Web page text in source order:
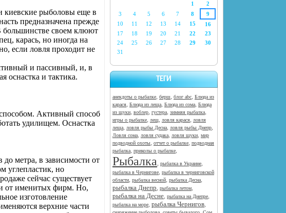
1
2
3
4 5 6 7 8
9
10
11 12 13 14 15
16
17
18 19 20 21 22
23
24
25 26 27 28 29
30
31
ТЕГИ
анекдоты о рыбалке, берш, блог abc, Блюда из
карася, Блюда из леща, Блюда из сома, Блюда
из щуки, воблер, густера, зимняя рыбалка,
игры о рыбалке, лещ, ловля карася, ловля
леща, ловля рыбы Десна, ловля рыбы Днепр,
Ловля сома, ловля судака, ловля щуки, мир
подводной охоты, отчет о рыбалке, подводная
рыбалка, приколы о рыбалке,
Рыбалка, рыбалка в Украине,
рыбалка в Чернигове, рыбалка в черниговской
области, рыбалка весной, рыбалка Десна,
рыбалка Днепр, рыбалка летом,
рыбалка на Десне, рыбалка на Днепре,
рыбалка на море, рыбалка Чернигов,
киевские рыболовы еще в
предназначена прежде
большинстве своем клюют
карась, но иногда на
если ловля проходит не
и пассивный, и, в
оснастка и тактика.
Активный способ
удилищем. Оснастка
метра, в зависимости от
углепластик, но
сейчас существует
и от именитых фирм. Но,
изготовление
верхние части